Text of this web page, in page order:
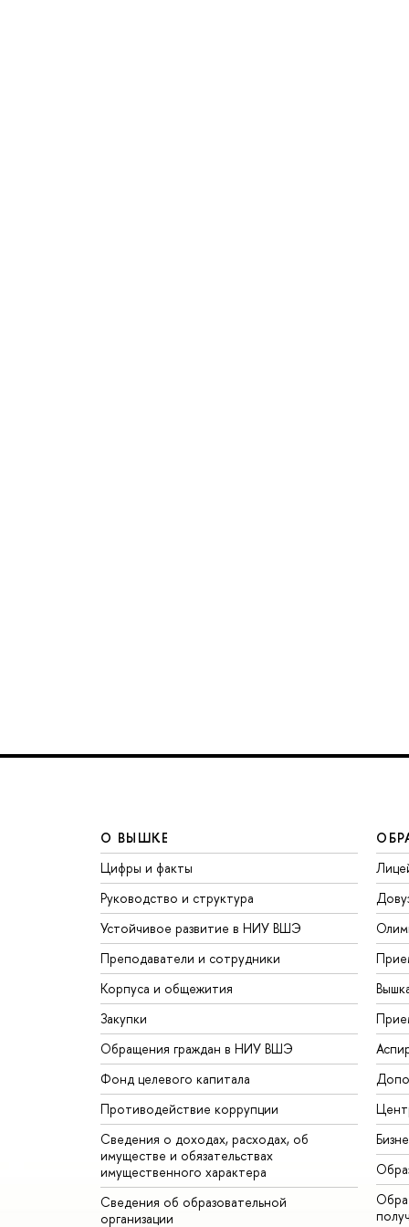
О ВЫШКЕ
Цифры и факты
Руководство и структура
Устойчивое развитие в НИУ ВШЭ
Преподаватели и сотрудники
Корпуса и общежития
Закупки
Обращения граждан в НИУ ВШЭ
Фонд целевого капитала
Противодействие коррупции
Сведения о доходах, расходах, об
имуществе и обязательствах
имущественного характера
Сведения об образовательной
организации